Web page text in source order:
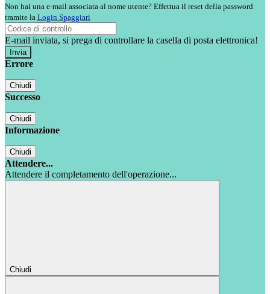
Non hai una e-mail associata al nome utente? Effettua il reset della password
tramite la Login Spaggiari
E-mail inviata, si prega di controllare la casella di posta elettronica!
Errore
Chiudi
Successo
Chiudi
Informazione
Chiudi
Attendere...
Attendere il completamento dell'operazione...
Chiudi